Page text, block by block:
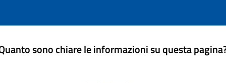
sono chiare le informazioni su questa